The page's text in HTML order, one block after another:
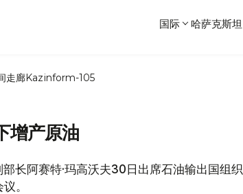
国际 哈萨克斯坦
走廊Kazinform-105
增产原油
长阿赛特·玛高沃夫30日出席石油输出国组织
。